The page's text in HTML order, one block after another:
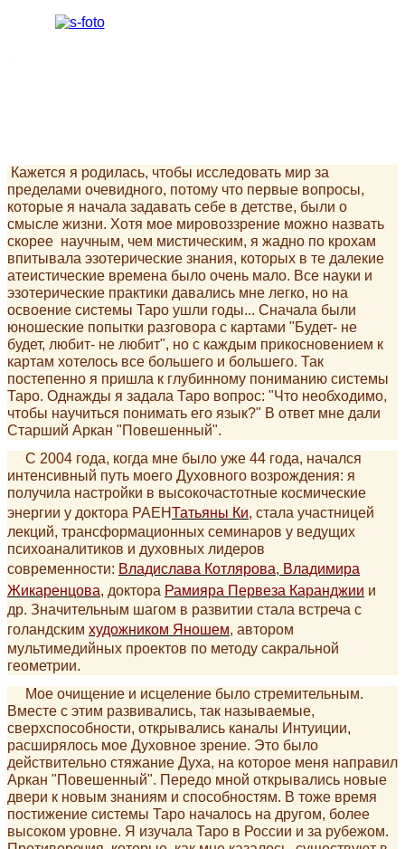
Кажется я родилась, чтобы исследовать мир за
пределами очевидного, потому что первые вопросы,
которые я начала задавать себе в детстве, были о
смысле жизни. Хотя мое мировоззрение можно назвать
скорее научным, чем мистическим, я жадно по крохам
впитывала эзотерические знания, которых в те далекие
атеистические времена было очень мало. Все науки и
эзотерические практики давались мне легко, но на
освоение системы Таро ушли годы... Сначала были
юношеские попытки разговора с картами "Будет- не
будет, любит- не любит", но с каждым прикосновением к
картам хотелось все большего и большего. Так
постепенно я пришла к глубинному пониманию системы
Таро. Однажды я задала Таро вопрос: "Что необходимо,
чтобы научиться понимать его язык?" В ответ мне дали
Старший Аркан "Повешенный".
С 2004 года, когда мне было уже 44 года, начался
интенсивный путь моего Духовного возрождения: я
получила настройки в высокочастотные космические
энергии у доктора РАЕНТатьяны Ки, стала участницей
лекций, трансформационных семинаров у ведущих
психоаналитиков и духовных лидеров
современности: Владислава Котлярова, Владимира
Жикаренцова, доктора Рамияра Первеза Каранджии и
др. Значительным шагом в развитии стала встреча с
голандским художником Яношем, автором
мультимедийных проектов по методу сакральной
геометрии.
Мое очищение и исцеление было стремительным.
Вместе с этим развивались, так называемые,
сверхспособности, открывались каналы Интуиции,
расширялось мое Духовное зрение. Это было
действительно стяжание Духа, на которое меня направил
Аркан "Повешенный". Передо мной открывались новые
двери к новым знаниям и способностям. В тоже время
постижение системы Таро началось на другом, более
высоком уровне. Я изучала Таро в России и за рубежом.